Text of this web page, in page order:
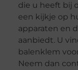
die u heeft bij
een kijkje op
apparaten en
aanbiedt. U
balenklem
Neem dan